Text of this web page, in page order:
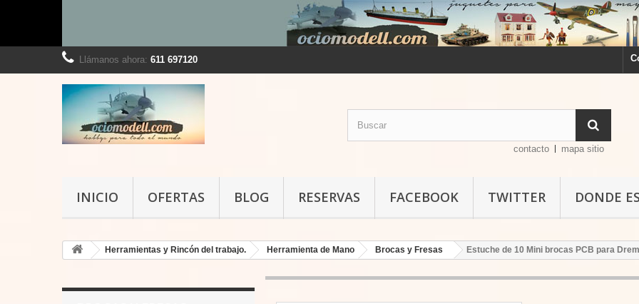
Llámanos ahora: 611 697120
contacto mapa sitio
INICIO OFERTAS BLOG RESERVAS FACEBOOK TWITTER DONDE
Herramientas y Rincón del trabajo. Herramienta de Mano Brocas y Fresas Estuche de 10 Mini brocas PCB para